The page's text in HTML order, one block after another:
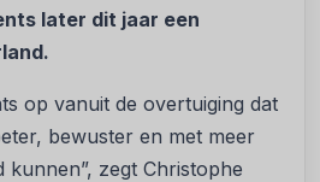
later dit jaar een
op vanuit de overtuiging dat
bewuster en met meer
zegt Christophe